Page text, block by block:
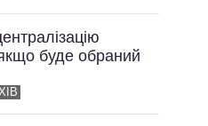
буде обраний